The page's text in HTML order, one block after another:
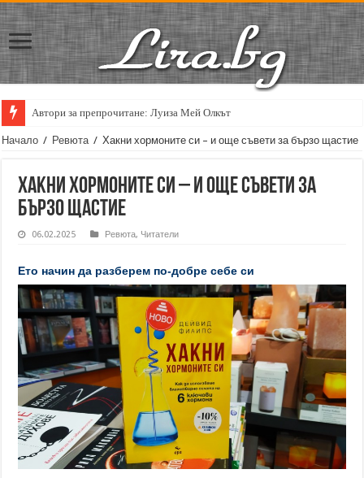
Автори за препрочитане: Луиза Мей Олкът
Начало / Ревюта / Хакни хормоните си – и още съвети за бързо щастие
Хакни хормоните си – и още съвети за
бързо щастие
06.02.2025 Ревюта, Читатели
Ето начин да разберем по-добре себе си